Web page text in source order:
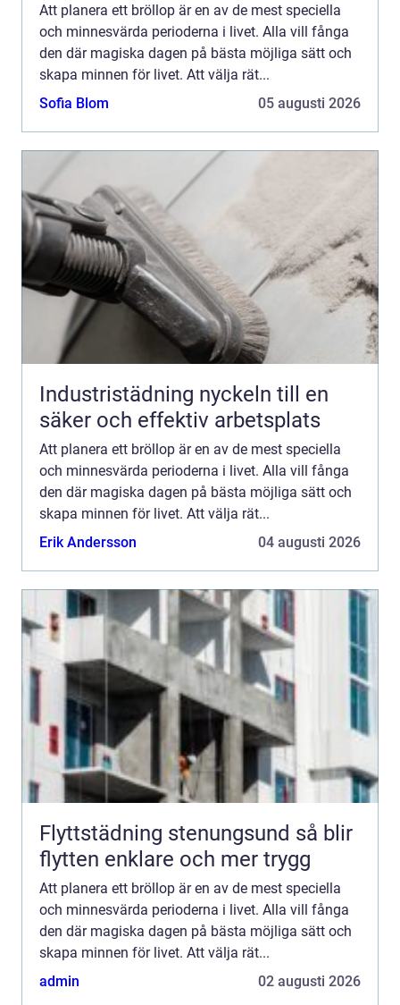
Att planera ett bröllop är en av de mest speciella
och minnesvärda perioderna i livet. Alla vill fånga
den där magiska dagen på bästa möjliga sätt och
skapa minnen för livet. Att välja rät...
Sofia Blom
05 augusti 2026
Industristädning nyckeln till en
säker och effektiv arbetsplats
Att planera ett bröllop är en av de mest speciella
och minnesvärda perioderna i livet. Alla vill fånga
den där magiska dagen på bästa möjliga sätt och
skapa minnen för livet. Att välja rät...
Erik Andersson
04 augusti 2026
Flyttstädning stenungsund så blir
flytten enklare och mer trygg
Att planera ett bröllop är en av de mest speciella
och minnesvärda perioderna i livet. Alla vill fånga
den där magiska dagen på bästa möjliga sätt och
skapa minnen för livet. Att välja rät...
admin
02 augusti 2026